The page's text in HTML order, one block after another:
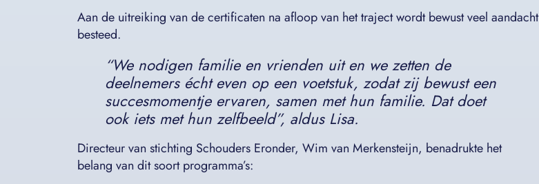
Aan de uitreiking van de certificaten na afloop van het traject wordt bewust veel aandacht
besteed.
“We nodigen familie en vrienden uit en we zetten de
deelnemers écht even op een voetstuk, zodat zij bewust een
succesmomentje ervaren, samen met hun familie. Dat doet
ook iets met hun zelfbeeld”, aldus Lisa.
Directeur van stichting Schouders Eronder, Wim van Merkensteijn, benadrukte het
belang van dit soort programma’s: